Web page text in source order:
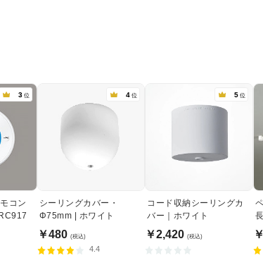
3 位
コン
4 位
シーリングカバー・
Φ75mm | ホワイト
￥480 (税込)
4.4
5 位
コード収納シーリングカ
バー｜ホワイト
￥2,420 (税込)